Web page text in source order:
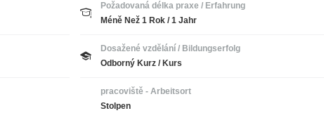
Požadovaná délka praxe / Erfahrung
Méně Než 1 Rok / 1 Jahr
Dosažené vzdělání / Bildungserfolg
Odborný Kurz / Kurs
pracoviště - Arbeitsort
Stolpen